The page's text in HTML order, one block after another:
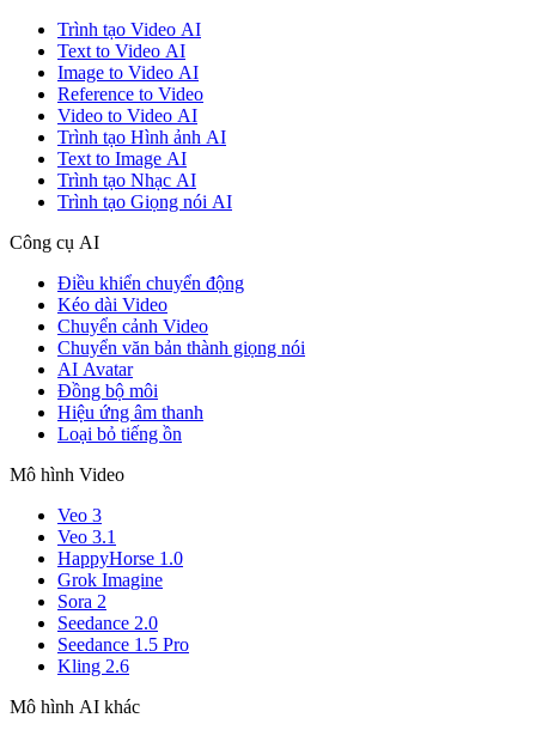
Trình tạo Video AI
Text to Video AI
Image to Video AI
Reference to Video
Video to Video AI
Trình tạo Hình ảnh AI
Text to Image AI
Trình tạo Nhạc AI
Trình tạo Giọng nói AI
Công cụ AI
Điều khiển chuyển động
Kéo dài Video
Chuyển cảnh Video
Chuyển văn bản thành giọng nói
AI Avatar
Đồng bộ môi
Hiệu ứng âm thanh
Loại bỏ tiếng ồn
Mô hình Video
Veo 3
Veo 3.1
HappyHorse 1.0
Grok Imagine
Sora 2
Seedance 2.0
Seedance 1.5 Pro
Kling 2.6
Mô hình AI khác